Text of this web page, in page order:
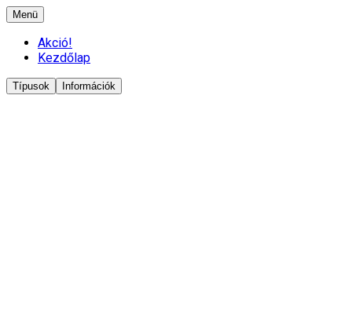
Menü
Akció!
Kezdőlap
Típusok Információk